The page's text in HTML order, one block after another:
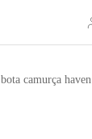
bota camurça haven